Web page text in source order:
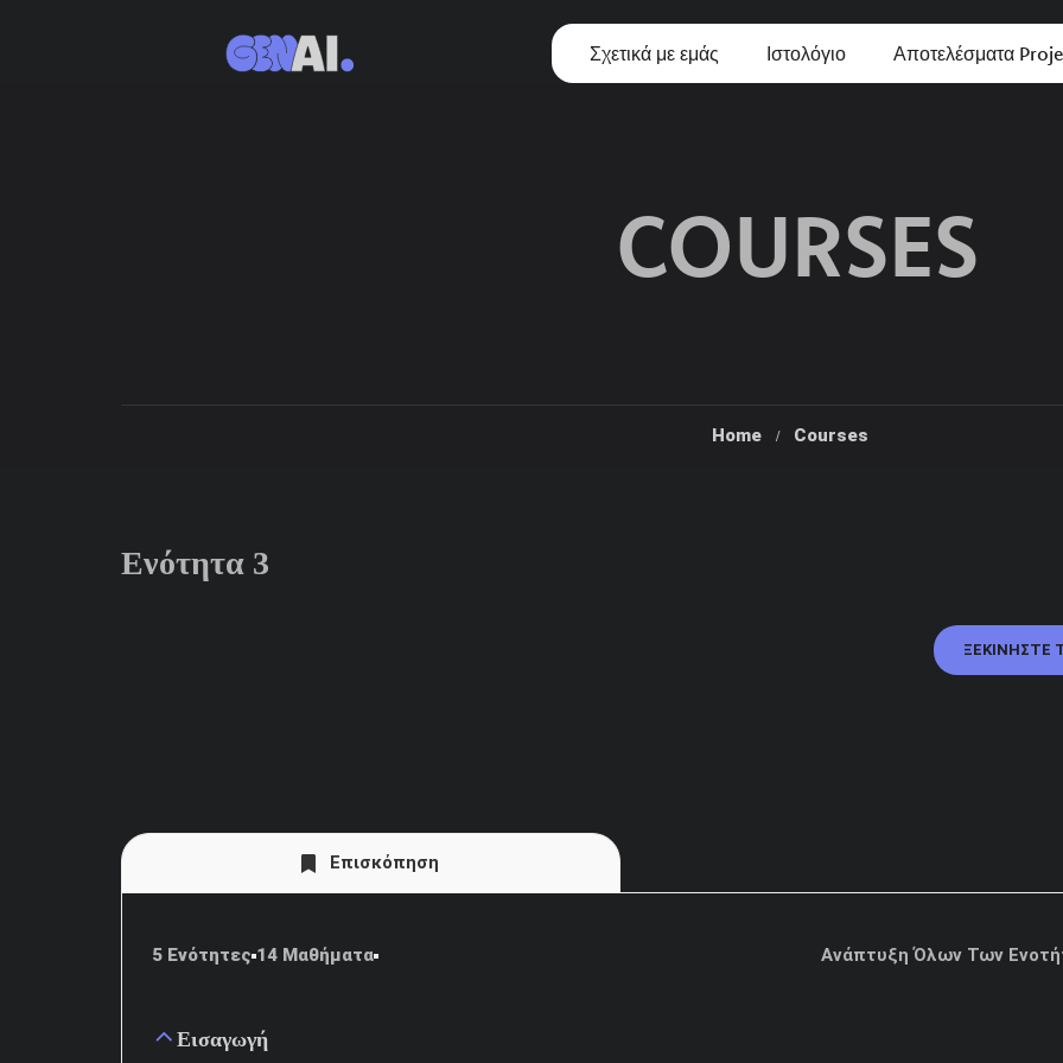
Σχετικά με εμάς Ιστολόγιο Αποτελέσματα
COURSES
Home Courses
Ενότητα 3
ΞΕΚΙΝΉΣΤΕ
Επισκόπηση
5 Ενότητες 14 Μαθήματα Ανάπτυξη Όλων Των
Εισαγωγή